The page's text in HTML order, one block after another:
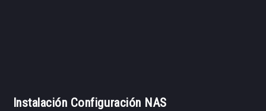
Instalación Configuración NAS